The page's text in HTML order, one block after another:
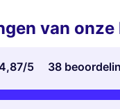
van onze
/5
38